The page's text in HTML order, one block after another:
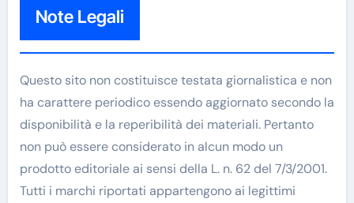
Note Legali
Questo sito non costituisce testata giornalistica e non
ha carattere periodico essendo aggiornato secondo la
disponibilità e la reperibilità dei materiali. Pertanto
non può essere considerato in alcun modo un
prodotto editoriale ai sensi della L. n. 62 del 7/3/2001.
Tutti i marchi riportati appartengono ai legittimi